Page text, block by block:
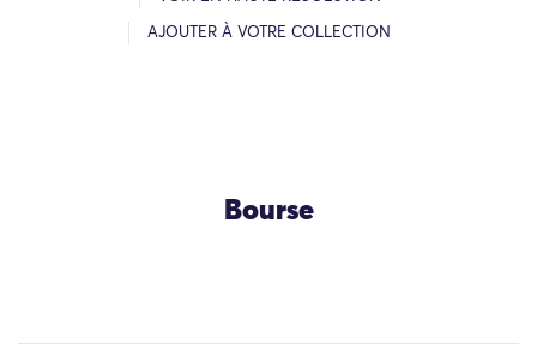
AJOUTER À VOTRE COLLECTION
Bourse